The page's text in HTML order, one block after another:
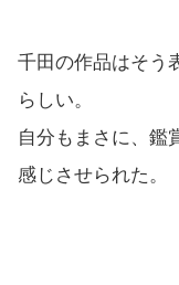
千田の作品はそう
らしい。
自分もまさに、鑑
感じさせられた。